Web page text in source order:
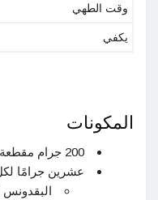
وقت الطهي
يكفي
المكونات
200 جرام مقطعة إلى شرائح رفيعة.
عشرين جرامًا
البقدونس